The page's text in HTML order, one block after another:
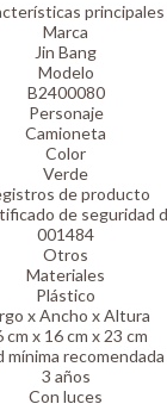
principales
Marca
Jin Bang
Modelo
B2400080
Personaje
Camioneta
Color
Verde
de producto
de seguridad
001484
Otros
Materiales
Plástico
x Ancho x Altura
cm x 16 cm x 23 cm
mínima recomendada
3 años
Con luces